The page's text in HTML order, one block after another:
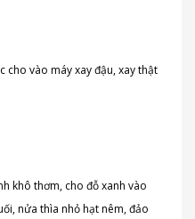
cho vào máy xay đậu, xay thật
khô thơm, cho đỗ xanh vào
nửa thìa nhỏ hạt nêm, đảo